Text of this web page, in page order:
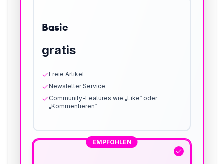
Basic
gratis
Freie Artikel
Newsletter Service
Community-Features wie „Like“ oder
„Kommentieren“
EMPFOHLEN